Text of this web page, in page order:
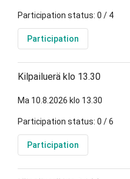
Participation status: 0 / 4
Participation
Kilpailuerä klo 13.30
Ma 10.8.2026 klo 13.30
Participation status: 0 / 6
Participation